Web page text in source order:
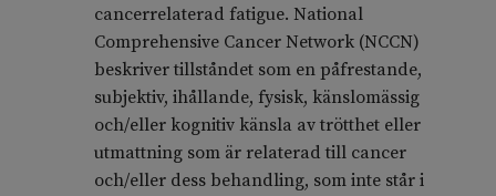
cancerrelaterad fatigue. National
Comprehensive Cancer Network (NCCN)
beskriver tillståndet som en påfrestande,
subjektiv, ihållande, fysisk, känslomässig
och/eller kognitiv känsla av trötthet eller
utmattning som är relaterad till cancer
och/eller dess behandling, som inte står i